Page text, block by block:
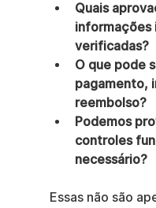
Quais
informações
verificadas?
O que pode
pagamento,
reembolso?
Podemos
controles
necessário?
Essas não são